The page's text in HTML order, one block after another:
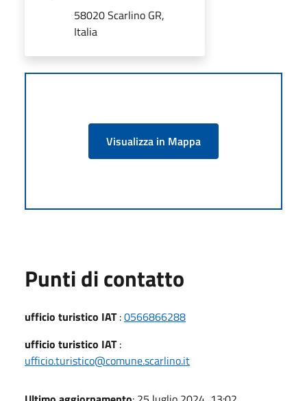
58020 Scarlino GR,
Italia
Visualizza in Mappa
Punti di contatto
ufficio turistico IAT:0566866288
ufficio turistico IAT:
ufficio.turistico@comune.scarlino.it